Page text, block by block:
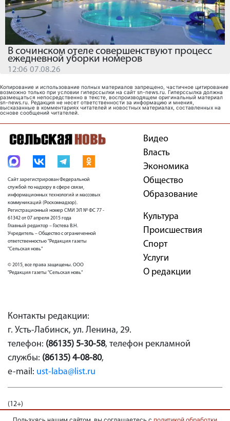
В сочинском отеле совершенствуют процесс
ежедневной уборки номеров
12:06 07.08.26
Копирование и использование полных материалов запрещено, частичное цитирование
возможно только при условии гиперссылки на сайт sn-news.ru. Гиперссылка должна
размещаться непосредственно в тексте, воспроизводящем оригинальный материал
sn-news.ru. Редакция не несет ответственности за информацию и мнения,
высказанные в комментариях читателей и новостных материалах, составленных на
основе сообщений читателей.
Сайт зарегистрирован Федеральной
службой по надзору в сфере связи,
информационных технологий и массовых
коммуникаций (Роскомнадзор).
Регистрационный номер СМИ ЭЛ № ФС 77 -
61342 от 07 апреля 2015 года
Главный редактор – Гостева В.Н.
Учредитель – Общество с ограниченной
ответственностью "Редакция газеты
"Сельская новь"
© 2015, все права защищены. ООО
"Редакция газеты "Сельская новь"
Видео
Власть
Экономика
Общество
Образование
Культура
Проиcшествия
Спорт
Услуги
О редакции
Контакты редакции:
г. Усть-Лабинск, ул. Ленина, 29.
телефон: (86135) 5-30-58, телефон рекламной
службы: (86135) 4-08-80,
e-mail: ust-laba@list.ru
(12+)
Политика конфиденциальностиПользовательское